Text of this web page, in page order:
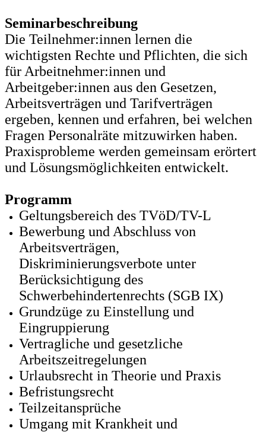
Seminarbeschreibung
Die Teilnehmer:innen lernen die
wichtigsten Rechte und Pflichten, die sich
für Arbeitnehmer:innen und
Arbeitgeber:innen aus den Gesetzen,
Arbeitsverträgen und Tarifverträgen
ergeben, kennen und erfahren, bei welchen
Fragen Personalräte mitzuwirken haben.
Praxisprobleme werden gemeinsam erörtert
und Lösungsmöglichkeiten entwickelt.
Programm
Geltungsbereich des TVöD/TV-L
Bewerbung und Abschluss von
Arbeitsverträgen,
Diskriminierungsverbote unter
Berücksichtigung des
Schwerbehindertenrechts (SGB IX)
Grundzüge zu Einstellung und
Eingruppierung
Vertragliche und gesetzliche
Arbeitszeitregelungen
Urlaubsrecht in Theorie und Praxis
Befristungsrecht
Teilzeitansprüche
Umgang mit Krankheit und